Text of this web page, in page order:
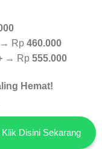
→ Rp 460.000
→ Rp 555.000
Hemat!
Hubungi WA
Disini Sekarang